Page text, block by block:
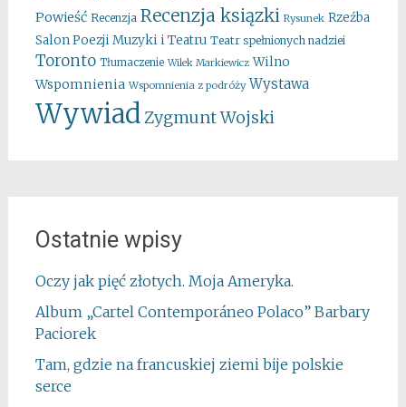
Powieść Recenzja Recenzja ksiązki Rysunek Rzeźba
Salon Poezji Muzyki i Teatru Teatr spełnionych nadziei
Toronto Tłumaczenie Wilek Markiewicz Wilno
Wspomnienia Wspomnienia z podróży Wystawa
WywiadZygmunt Wojski
Ostatnie wpisy
Oczy jak pięć złotych. Moja Ameryka.
Album „Cartel Contemporáneo Polaco” Barbary
Paciorek
Tam, gdzie na francuskiej ziemi bije polskie
serce